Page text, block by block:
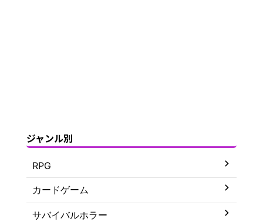
ジャンル別
RPG
カードゲーム
サバイバルホラー